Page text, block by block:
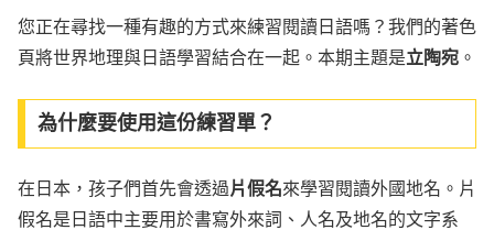
您正在尋找一種有趣的方式來練習閱讀日語嗎？我們的著色
頁將世界地理與日語學習結合在一起。本期主題是立陶宛 。
為什麼要使用這份練習單？
在日本，孩子們首先會透過片假名來學習閱讀外國地名。片
假名是日語中主要用於書寫外來詞、人名及地名的文字系